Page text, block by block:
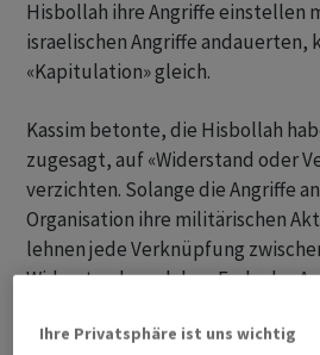
Hisbollah ihre Angriffe einstellen
israelischen Angriffe andauerten,
«Kapitulation» gleich.
Kassim betonte, die Hisbollah
zugesagt, auf «Widerstand oder
verzichten. Solange die Angriffe
Organisation ihre militärischen
lehnen jede Verknüpfung
Widerstands und dem Ende der
Ihre Privatsphäre ist uns wichtig